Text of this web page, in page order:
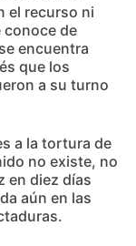
el recurso ni
conoce de
encuentra
que los
a su turno
a la tortura de
no existe, no
en diez días
aún en las